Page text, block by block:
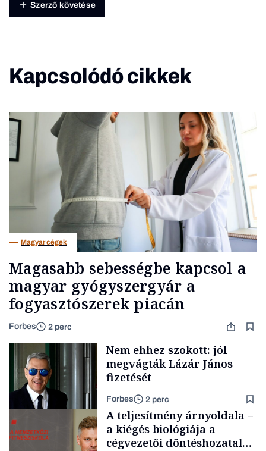
Szerző követése
Kapcsolódó cikkek
Magyar cégek
Magasabb sebességbe kapcsol a
magyar gyógyszergyár a
fogyasztószerek piacán
Forbes 2 perc
Nem ehhez szokott: jól
megvágták Lázár János
fizetését
Forbes 2 perc
A teljesítmény árnyoldala –
a kiégés biológiája a
cégvezetői döntéshozatal